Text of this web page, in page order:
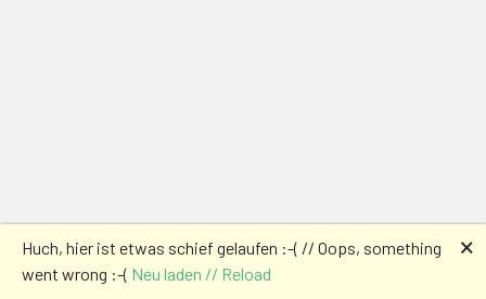
Huch, hier ist etwas schief gelaufen :-( // Oops, something
went wrong :-( Neu laden // Reload
🗙